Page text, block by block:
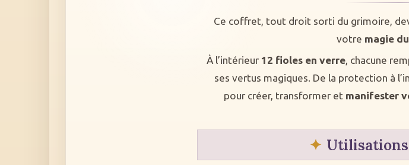
Ce coffret, tout droit sorti du grimoire,
votre magie
À l’intérieur 12 fioles en verre, chacune
ses vertus magiques. De la protection à
pour créer, transformer et manifester